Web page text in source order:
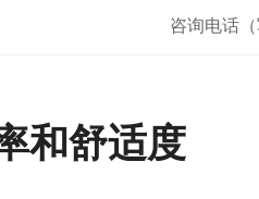
咨询电话
和舒适度